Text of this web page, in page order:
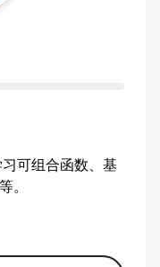
可组合函数、基
。